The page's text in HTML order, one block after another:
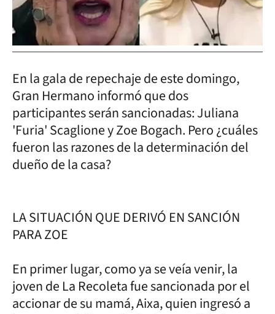
En la gala de repechaje de este domingo,
Gran Hermano informó que dos
participantes serán sancionadas: Juliana
'Furia' Scaglione y Zoe Bogach. Pero ¿cuáles
fueron las razones de la determinación del
dueño de la casa?
LA SITUACIÓN QUE DERIVÓ EN SANCIÓN
PARA ZOE
En primer lugar, como ya se veía venir, la
joven de La Recoleta fue sancionada por el
accionar de su mamá, Aixa, quien ingresó a